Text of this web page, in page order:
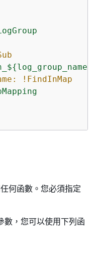
{log_group_name}'
!FindInMap
何函數。您必須指定
數，您可以使用下列函